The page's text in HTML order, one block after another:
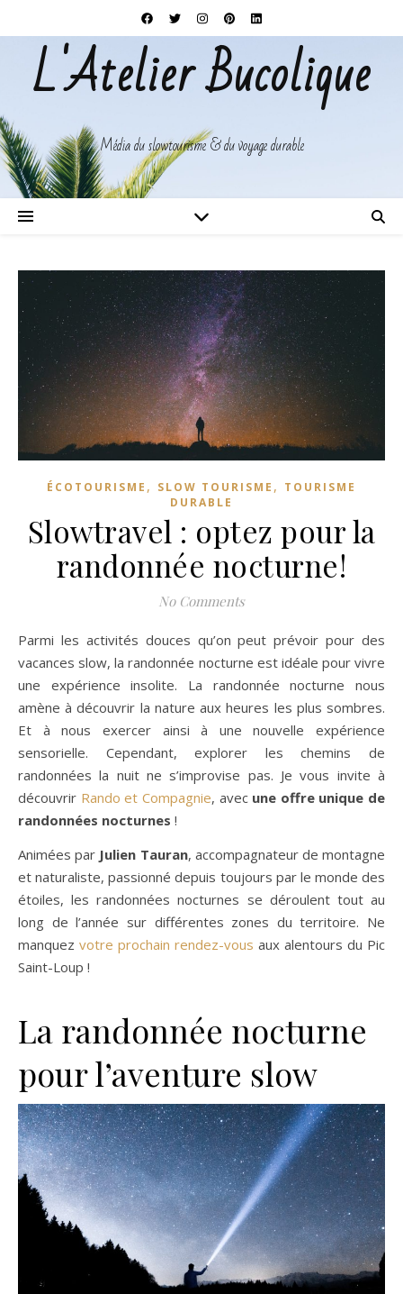
L'Atelier Bucolique
Média du slowtourisme & du voyage durable
ÉCOTOURISME , SLOW TOURISME , TOURISME
DURABLE
Slowtravel : optez pour la
randonnée nocturne!
No Comments
Parmi les activités douces qu’on peut prévoir pour des
vacances slow, la randonnée nocturne est idéale pour vivre
une expérience insolite. La randonnée nocturne nous
amène à découvrir la nature aux heures les plus sombres.
Et à nous exercer ainsi à une nouvelle expérience
sensorielle. Cependant, explorer les chemins de
randonnées la nuit ne s’improvise pas. Je vous invite à
découvrir Rando et Compagnie, avecune offre unique de
randonnées nocturnes !
Animées par Julien Tauran, accompagnateur de montagne
et naturaliste, passionné depuis toujours par le monde des
étoiles, les randonnées nocturnes se déroulent tout au
long de l’année sur différentes zones du territoire. Ne
manquez votre prochain rendez-vous aux alentours du Pic
Saint-Loup !
La randonnée nocturne
pour l’aventure slow